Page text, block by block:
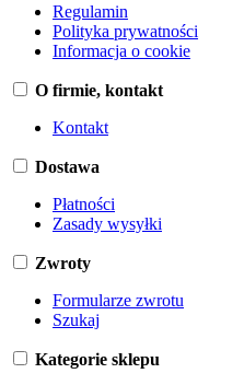
Regulamin
Polityka prywatności
Informacja o cookie
O firmie, kontakt
Kontakt
Dostawa
Płatności
Zasady wysyłki
Zwroty
Formularze zwrotu
Szukaj
Kategorie sklepu